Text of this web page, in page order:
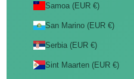
Samoa (EUR €)
San Marino (EUR €)
Serbia (EUR €)
Sint Maarten (EUR €)